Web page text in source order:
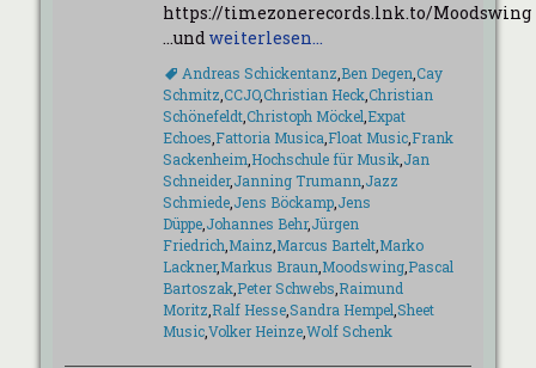
https://timezonerecords.lnk.to/Moodswing
…undweiterlesen…
Schlagworte
Andreas Schickentanz Ben Degen Cay
Schmitz CCJO,Christian Heck,Christian
Schönefeldt,Christoph Möckel Expat
Echoes Fattoria Musica Float Music, Frank
Sackenheim Hochschule für Musik, Jan
Schneider,Janning Trumann Jazz
Schmiede, Jens Böckamp, Jens
Düppe, Johannes Behr,Jürgen
Friedrich Mainz Marcus Bartelt, Marko
Lackner,Markus Braun Moodswing, Pascal
Bartoszak, Peter Schwebs Raimund
Moritz Ralf Hesse,Sandra Hempel Sheet
Music,Volker Heinze,Wolf Schenk